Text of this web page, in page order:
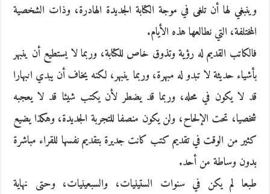
وينبغي لها أن تلغى في موجة الكتابة الجديدة الهادرة، وذات الشخصية
المختلفة، التي نطالعها هذه الأيام.
فالكاتب القديم له رؤية وتذوق خاص للكتابة، وربما لا يستطيع أن ينبهر
بأشياء حديثة لا تبدو له مبهرة، وربما ينبهر، لكنه يخاف أن يبدي انبهارا
قد لا يكون في محله، وربما قد يضطر لأن يكتب شيئا قد لا يعجبه
شخصيا، تحت الإلحاح، ولن يكون منصفا للتجربة الجديدة، وهكذا يضيع
كثير من الوقت في تقديم كتب كانت جديرة بتقديم نفسها للقراء مباشرة
بدون وساطة من أحد.
طبعا لم يكن في سنوات الستينيات، والسبعينيات، وحتى نهاية